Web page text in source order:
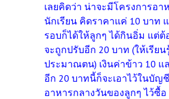
เลยคิดว่า น่าจะมีโครงการอา
นักเรียน คิดราคาแค่ 10 บาท
รอบก็ได้ให้ลูกๆ ได้กินอิ่ม แต่ต้
จะถูกปรับอีก 20 บาท (ให้เรียน
ประมาณตน) เงินค่าข้าว 10 แ
อีก 20 บาทนี้ก็จะเอาไว้ในบัญ
อาหารกลางวันของลูกๆ ไว้ซื้